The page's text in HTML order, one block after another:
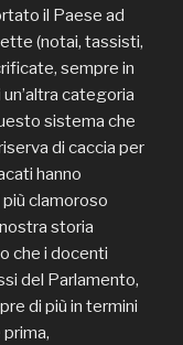
il Paese ad
(notai, tassisti,
sempre in
categoria
sistema che
di caccia per
hanno
clamoroso
storia
che i docenti
del Parlamento,
di più in termini